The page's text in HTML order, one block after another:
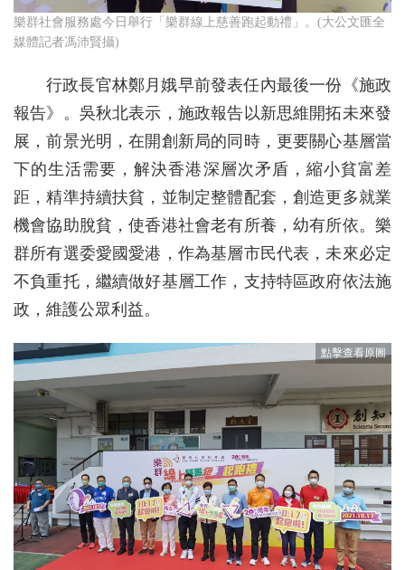
樂群社會服務處今日舉行「樂群線上慈善跑起動禮」。(大公文匯全
媒體記者馮沛賢攝)
行政長官林鄭月娥早前發表任內最後一份《施政
報告》。吳秋北表示，施政報告以新思維開拓未來發
展，前景光明，在開創新局的同時，更要關心基層當
下的生活需要，解決香港深層次矛盾，縮小貧富差
距，精準持續扶貧，並制定整體配套，創造更多就業
機會協助脫貧，使香港社會老有所養，幼有所依。樂
群所有選委愛國愛港，作為基層市民代表，未來必定
不負重托，繼續做好基層工作，支持特區政府依法施
政，維護公眾利益。